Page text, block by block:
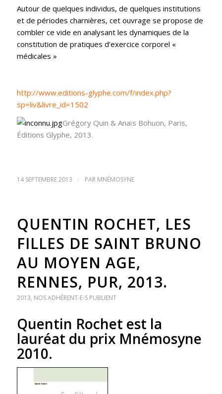
Autour de quelques individus, de quelques institutions
et de périodes charnières, cet ouvrage se propose de
combler ce vide en analysant les dynamiques de la
constitution de pratiques d’exercice corporel «
médicales »
http://www.editions-glyphe.com/f/index.php?
sp=liv&livre_id=1502
Grégory Quin & Anaïs Bohuon, Paris,
Éditions Glyphe, 2013.
14 SEPTEMBRE 2013 / PAR MNÉMOSYNE
QUENTIN ROCHET, LES
FILLES DE SAINT BRUNO
AU MOYEN AGE,
RENNES, PUR, 2013.
2013, NOS ADHÉRENT-E-S PUBLIENT
Quentin Rochet est la
lauréat du prix Mnémosyne
2010.